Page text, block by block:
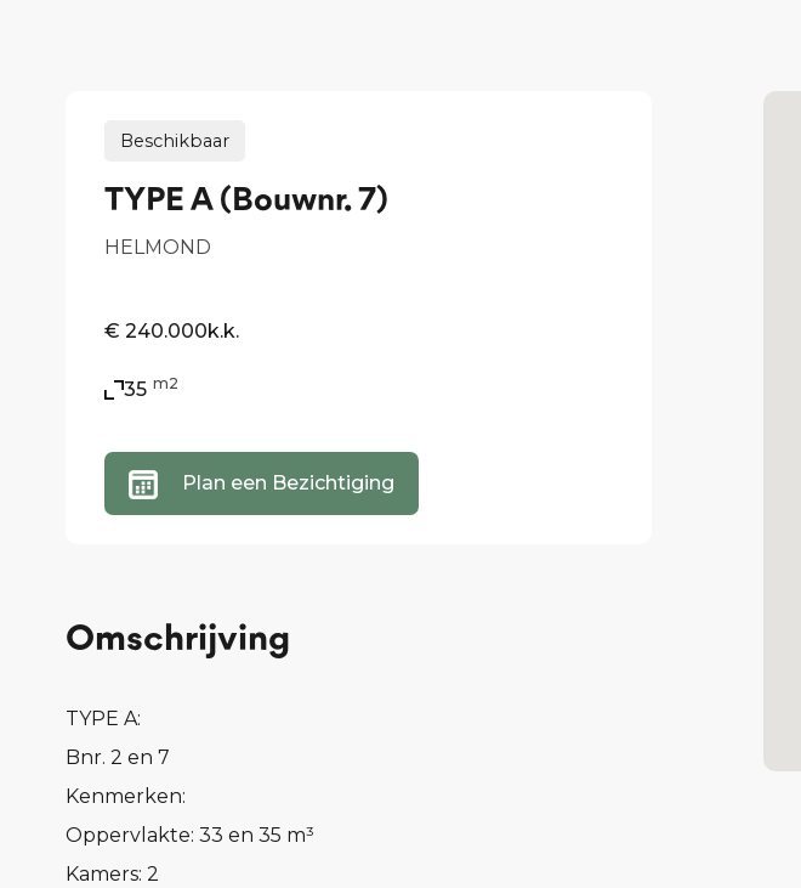
Beschikbaar
TYPE A (Bouwnr. 7)
HELMOND
€ 240.000k.k.
35 m2
Plan een Bezichtiging
Omschrijving
TYPE A:
Bnr. 2 en 7
Kenmerken:
Oppervlakte: 33 en 35 m³
Kamers: 2